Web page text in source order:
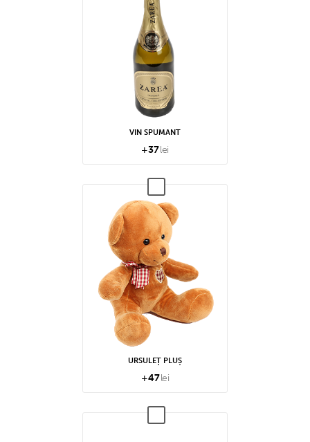
VIN SPUMANT
+37lei
URSULEȚ PLUȘ
+47lei